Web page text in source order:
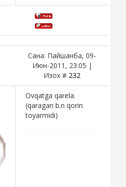
Сана: Пайшанба, 09-
Июн-2011, 23:05 |
Изох # 232
Ovqatga qarela.
(qaragan b.n qorin
toyarmidi)